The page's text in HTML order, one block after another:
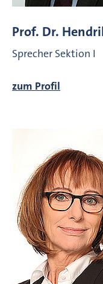
Prof. Dr.
Sprecher Sektion I
zum Profil